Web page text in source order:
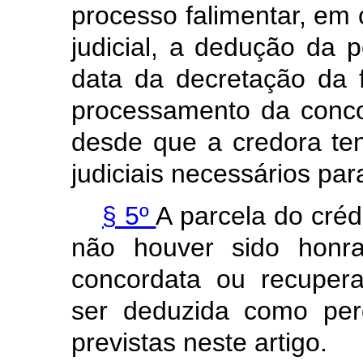
processo falimentar,
judicial, a dedução da
data da decretação da
processamento da
desde que a credora
judiciais necessários
§ 5ºA parcela do
não houver sido
concordata ou
ser deduzida como
previstas neste artigo.